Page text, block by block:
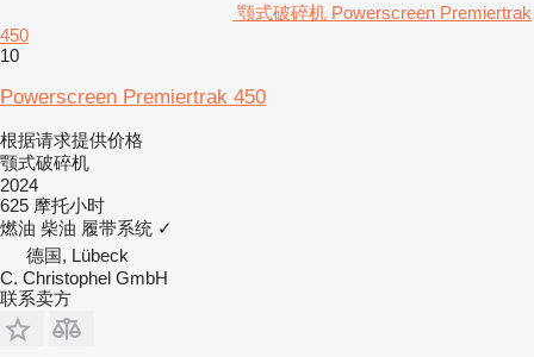
颚式破碎机 Powerscreen Premiertrak
450
10
Powerscreen Premiertrak 450
根据请求提供价格
颚式破碎机
2024
625 摩托小时
燃油 柴油 履带系统 ✓
德国, Lübeck
C. Christophel GmbH
联系卖方